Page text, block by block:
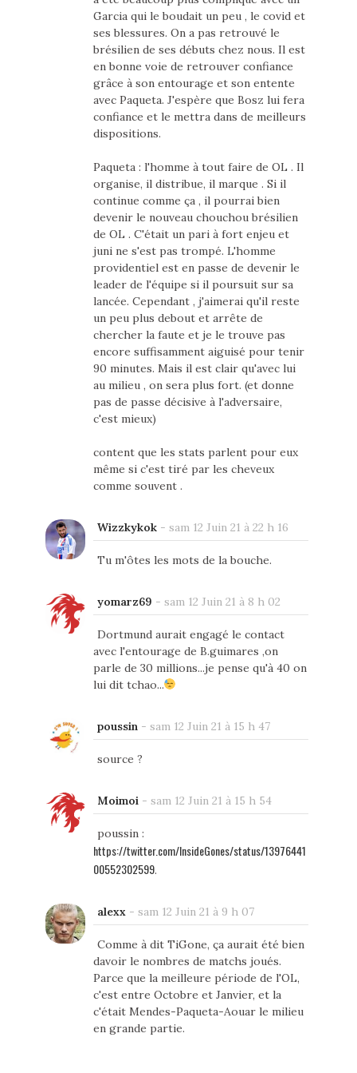
Garcia qui le boudait un peu , le covid et
ses blessures. On a pas retrouvé le
brésilien de ses débuts chez nous. Il est
en bonne voie de retrouver confiance
grâce à son entourage et son entente
avec Paqueta. J'espère que Bosz lui fera
confiance et le mettra dans de meilleurs
dispositions.
Paqueta : l'homme à tout faire de OL . Il
organise, il distribue, il marque . Si il
continue comme ça , il pourrai bien
devenir le nouveau chouchou brésilien
de OL . C'était un pari à fort enjeu et
juni ne s'est pas trompé. L'homme
providentiel est en passe de devenir le
leader de l'équipe si il poursuit sur sa
lancée. Cependant , j'aimerai qu'il reste
un peu plus debout et arrête de
chercher la faute et je le trouve pas
encore suffisamment aiguisé pour tenir
90 minutes. Mais il est clair qu'avec lui
au milieu , on sera plus fort. (et donne
pas de passe décisive à l'adversaire,
c'est mieux)
content que les stats parlent pour eux
même si c'est tiré par les cheveux
comme souvent .
Wizzkykok- sam 12 Juin 21 à 22 h 16
Tu m'ôtes les mots de la bouche.
yomarz69 - sam 12 Juin 21 à 8 h 02
Dortmund aurait engagé le contact
avec l'entourage de B.guimares ,on
parle de 30 millions...je pense qu'à 40 on
lui dit tchao...
poussin - sam 12 Juin 21 à 15 h 47
source ?
Moimoi - sam 12 Juin 21 à 15 h 54
poussin :
https://twitter.com/InsideGones/status/13976441
00552302599.
alexx - sam 12 Juin 21 à 9 h 07
Comme à dit TiGone, ça aurait été bien
davoir le nombres de matchs joués.
Parce que la meilleure période de l'OL,
c'est entre Octobre et Janvier, et la
c'était Mendes-Paqueta-Aouar le milieu
en grande partie.